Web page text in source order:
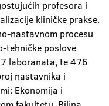
profesora i
kliničke prakse.
nastavnom procesu
tehničke poslove
laboranata, te 476
nastavnika i
Ekonomija i